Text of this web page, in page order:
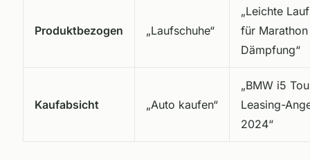
Produktbezogen „Laufschuhe“
„Leichte
für
Dämpfung“
Kaufabsicht „Auto kaufen“
„BMW i5
Leasing-
2024“